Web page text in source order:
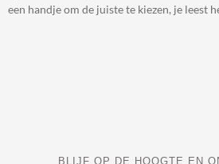
een handje om de juiste te kiezen, je leest
BLIJF OP DE HOOGTE EN